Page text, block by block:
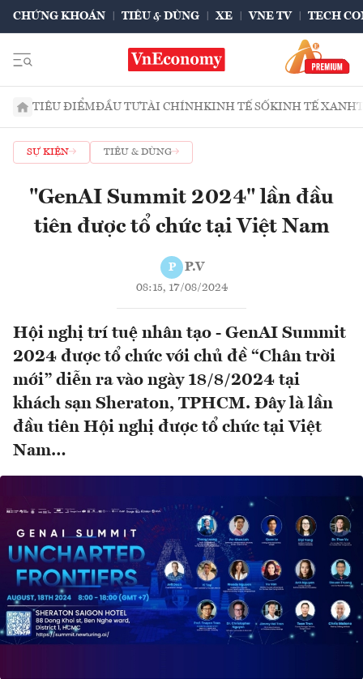
CHỨNG KHOÁN TIÊU & DÙNG XE VNE TV TECH
TIÊU ĐIỂMĐẦU TƯTÀI CHÍNHKINH TẾ SỐKINH TẾ XANH
SỰ KIỆN TIÊU & DÙNG
"GenAI Summit 2024" lần đầu
tiên được tổ chức tại Việt Nam
P P.V
08:15, 17/08/2024
Hội nghị trí tuệ nhân tạo - GenAI Summit
2024 được tổ chức với chủ đề “Chân trời
mới” diễn ra vào ngày 18/8/2024 tại
khách sạn Sheraton, TPHCM. Đây là lần
đầu tiên Hội nghị được tổ chức tại Việt
Nam…